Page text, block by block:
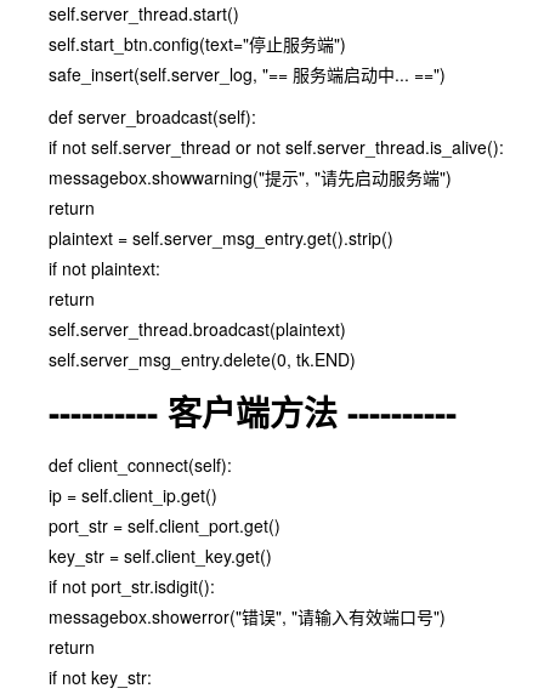
self.server_thread.start()
self.start_btn.config(text="停止服务端")
safe_insert(self.server_log, "== 服务端启动中... ==")
def server_broadcast(self):
if not self.server_thread or not self.server_thread.is_alive():
messagebox.showwarning("提示", "请先启动服务端")
return
plaintext = self.server_msg_entry.get().strip()
if not plaintext:
return
self.server_thread.broadcast(plaintext)
self.server_msg_entry.delete(0, tk.END)
---------- 客户端方法 ----------
def client_connect(self):
ip = self.client_ip.get()
port_str = self.client_port.get()
key_str = self.client_key.get()
if not port_str.isdigit():
messagebox.showerror("错误", "请输入有效端口号")
return
if not key_str: